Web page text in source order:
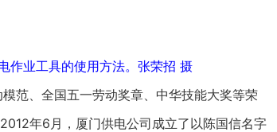
作业工具的使用方法。张荣招 摄
范、全国五一劳动奖章、中华技能大奖等荣
年6月，厦门供电公司成立了以陈国信名字